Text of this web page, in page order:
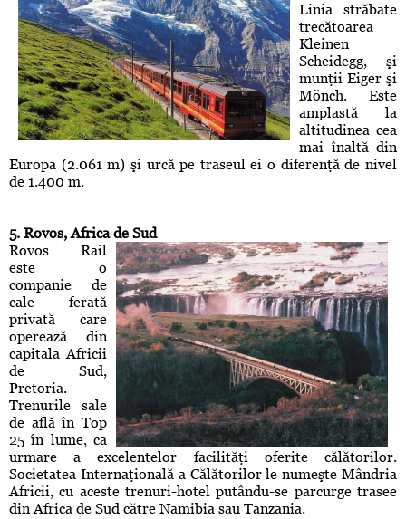
Linia străbate
trecătoarea
Kleinen
Scheidegg, şi
munţii Eiger şi
Mönch. Este
amplastă la
altitudinea cea
mai înaltă din
Europa (2.061 m) şi urcă pe traseul ei o diferenţă de nivel
de 1.400 m.
5. Rovos, Africa de Sud
Rovos Rail
este o
companie de
cale ferată
privată care
operează din
capitala Africii
de Sud,
Pretoria.
Trenurile sale
de află în Top
25 în lume, ca
urmare a excelentelor facilităţi oferite călătorilor.
Societatea Internaţională a Călătorilor le numeşte Mândria
Africii, cu aceste trenuri-hotel putându-se parcurge trasee
din Africa de Sud către Namibia sau Tanzania.